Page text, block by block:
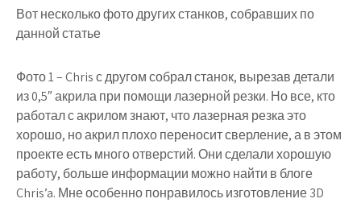
Вот несколько фото других станков, собравших по
данной статье
Фото 1 – Chris с другом собрал станок, вырезав детали
из 0,5″ акрила при помощи лазерной резки. Но все, кто
работал с акрилом знают, что лазерная резка это
хорошо, но акрил плохо переносит сверление, а в этом
проекте есть много отверстий. Они сделали хорошую
работу, больше информации можно найти в блоге
Chris’a. Мне особенно понравилось изготовление 3D